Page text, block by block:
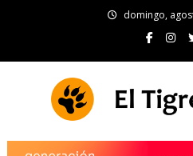
domingo,